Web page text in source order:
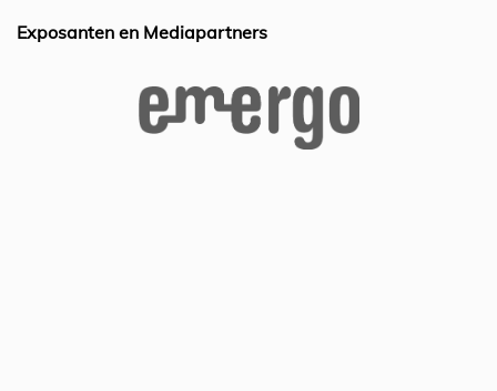
k
Exposanten en Mediapartners